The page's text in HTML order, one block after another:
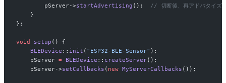
        pServer->
startAdvertising ();
  // 切断後、再アドバタイズ
    }
};
void setup () {
    BLEDevice
:: init ( "ESP32-BLE-Sensor" );
    pServer
= BLEDevice :: createServer();
    pServer->
setCallbacks ( new MyServerCallbacks ());